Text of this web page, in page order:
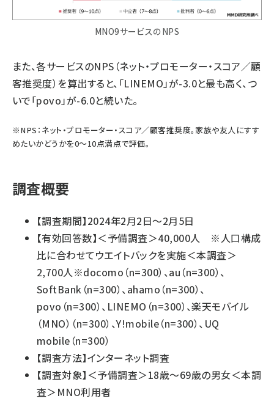
MNO9サービスのNPS
また、各サービスのNPS（ネット・プロモーター・スコア／顧
客推奨度）を算出すると、「LINEMO」が-3.0と最も高く、つ
いで「povo」が-6.0と続いた。
※NPS：ネット・プロモーター・スコア／顧客推奨度。家族や友人にすす
めたいかどうかを0～10点満点で評価。
調査概要
【調査期間】2024年2月2日～2月5日
【有効回答数】＜予備調査＞40,000人 ※人口構成
比に合わせてウエイトバックを実施＜本調査＞
2,700人※docomo（n=300）、au（n=300）、
SoftBank（n=300）、ahamo（n=300）、
povo（n=300）、LINEMO（n=300）、楽天モバイル
（MNO）（n=300）、Y!mobile（n=300）、UQ
mobile（n=300）
【調査方法】インターネット調査
【調査対象】＜予備調査＞18歳～69歳の男女＜本調
査＞MNO利用者